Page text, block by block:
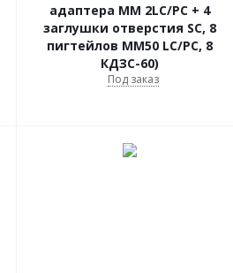
адаптера МM 2LC/PC + 4
заглушки отверстия SC, 8
пигтейлов MМ50 LC/PC, 8
КДЗС-60)
Под заказ